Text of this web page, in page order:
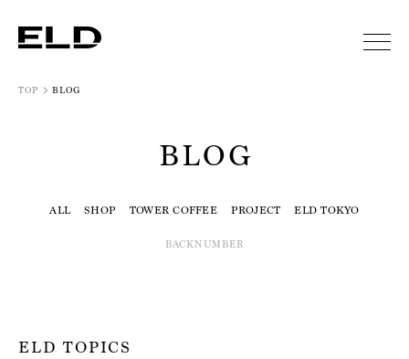
TOP BLOG
BLOG
ALL SHOP TOWER COFFEE PROJECT ELD TOKYO
BACKNUMBER
ELD TOPICS